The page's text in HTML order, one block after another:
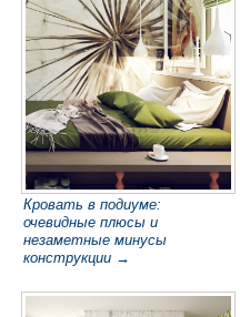
Кровать в подиуме:
очевидные плюсы и
незаметные минусы
конструкции →